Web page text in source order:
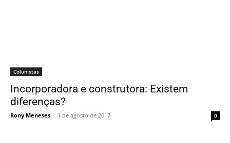
Colunistas
Incorporadora e construtora: Existem
diferenças?
Rony Meneses - 1 de agosto de 2017 0